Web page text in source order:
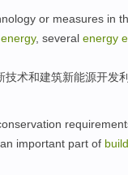
or measures in
energy, several energy
技术和建筑新能源开发
an important part of